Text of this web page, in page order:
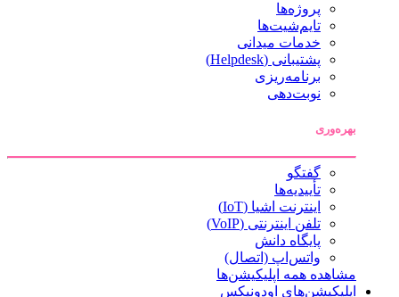
پروژه‌ها
تایم‌شیت‌ها
خدمات میدانی
پشتیبانی (Helpdesk)
برنامه‌ریزی
نوبت‌دهی
بهره‌وری
گفتگو
تأییدیه‌ها
اینترنت اشیا (IoT)
تلفن اینترنتی (VoIP)
پایگاه دانش
واتس‌اپ (اتصال)
مشاهده همه اپلیکیشن‌ها
اپلیکیشن‌های اودونیکس